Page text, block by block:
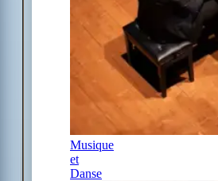
Musique
et
Danse